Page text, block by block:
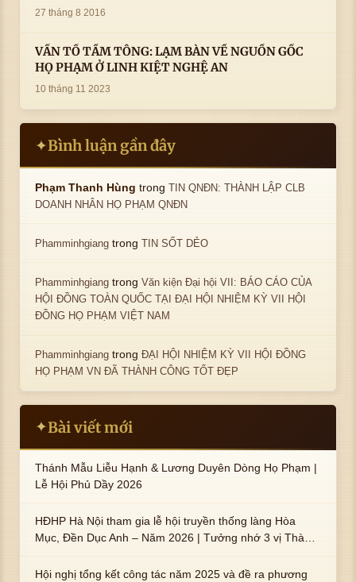
27 tháng 8 2016
VẤN TỔ TẦM TÔNG: LẠM BÀN VỀ NGUỒN GỐC
HỌ PHẠM Ở LINH KIỆT NGHỆ AN
10 tháng 11 2023
✦Bình luận gần đây
Phạm Thanh Hùng trongTIN QNĐN: THÀNH LẬP CLB
DOANH NHÂN HỌ PHẠM QNĐN
Phamminhgiang trongTIN SỐT DẺO
Phamminhgiang trongVăn kiện Đại hội VII: BÁO CÁO CỦA
HỘI ĐỒNG TOÀN QUỐC TẠI ĐẠI HỘI NHIỆM KỲ VII HỘI
ĐỒNG HỌ PHẠM VIỆT NAM
Phamminhgiang trongĐẠI HỘI NHIỆM KỲ VII HỘI ĐỒNG
HỌ PHẠM VN ĐÃ THÀNH CÔNG TỐT ĐẸP
✦Bài viết mới
Thánh Mẫu Liễu Hạnh & Lương Duyên Dòng Họ Phạm |
Lễ Hội Phủ Dầy 2026
HĐHP Hà Nội tham gia lễ hội truyền thống làng Hòa
Mục, Đền Dục Anh – Năm 2026 | Tưởng nhớ 3 vị Thành
trai : ngài Phạm Huy, Phạm Miện
Hội nghị tổng kết công tác năm 2025 và đề ra phương